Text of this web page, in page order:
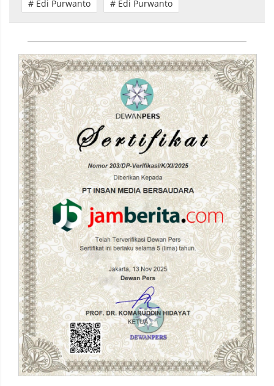
# Edi Purwanto # Edi Purwanto